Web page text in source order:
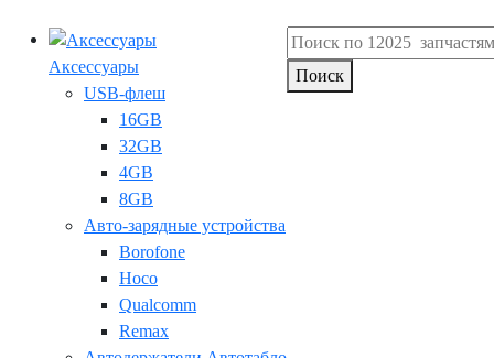
Аксессуары
USB-флеш
16GB
32GB
4GB
8GB
Авто-зарядные устройства
Borofone
Hoco
Qualcomm
Remax
Поиск